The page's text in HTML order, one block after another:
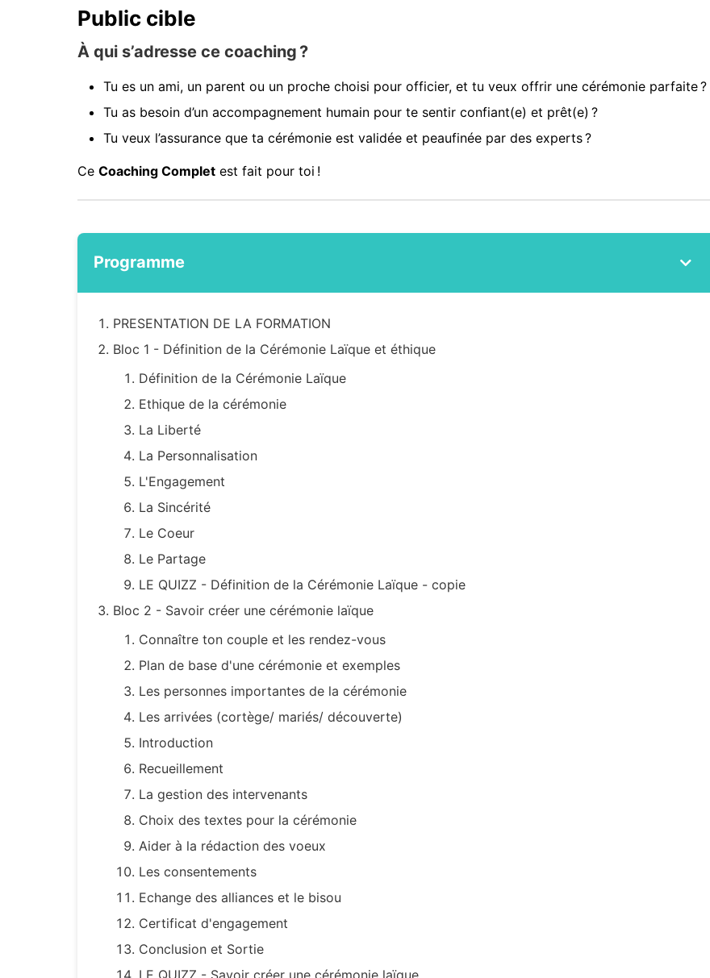
Public cible
À qui s’adresse ce coaching ?
Tu es un ami, un parent ou un proche choisi pour officier, et tu veux offrir une cérémonie parfaite ?
Tu as besoin d’un accompagnement humain pour te sentir confiant(e) et prêt(e) ?
Tu veux l’assurance que ta cérémonie est validée et peaufinée par des experts ?
Ce Coaching Complet est fait pour toi !
Programme
PRESENTATION DE LA FORMATION
Bloc 1 - Définition de la Cérémonie Laïque et éthique
Définition de la Cérémonie Laïque
Ethique de la cérémonie
La Liberté
La Personnalisation
L'Engagement
La Sincérité
Le Coeur
Le Partage
LE QUIZZ - Définition de la Cérémonie Laïque - copie
Bloc 2 - Savoir créer une cérémonie laïque
Connaître ton couple et les rendez-vous
Plan de base d'une cérémonie et exemples
Les personnes importantes de la cérémonie
Les arrivées (cortège/ mariés/ découverte)
Introduction
Recueillement
La gestion des intervenants
Choix des textes pour la cérémonie
Aider à la rédaction des voeux
Les consentements
Echange des alliances et le bisou
Certificat d'engagement
Conclusion et Sortie
LE QUIZZ - Savoir créer une cérémonie laïque